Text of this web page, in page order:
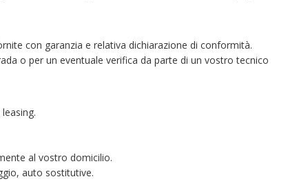
con garanzia e relativa dichiarazione di conformità.
o per un eventuale verifica da parte di un vostro tecnico
al vostro domicilio.
auto sostitutive.